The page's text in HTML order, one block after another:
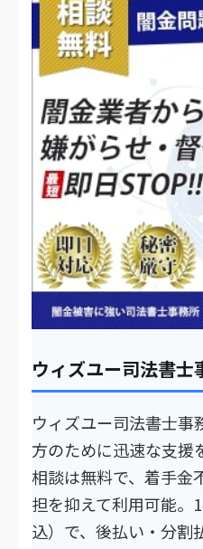
ウィズユー司法書士
ウィズユー司法書士事
方のために迅速な支援
相談は無料で、着手金
担を抑えて利用可能。
込）で、後払い・分割